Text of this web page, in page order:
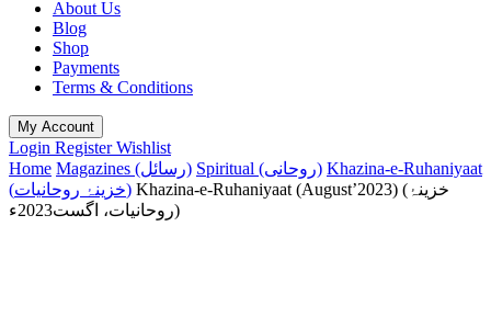
About Us
Blog
Shop
Payments
Terms & Conditions
My Account
Login RegisterWishlist
Home
Magazines (رسائل) Spiritual (روحانی) Khazina-e-Ruhaniyaat
(خزینۂ روحانیات) Khazina-e-Ruhaniyaat (August’2023) (خزینۂ
روحانیات، اگست2023ء)